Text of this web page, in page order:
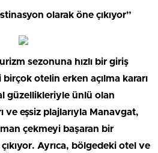
olarak öne çıkıyor”
sezonuna hızlı bir giriş
otelin erken açılma kararı
güzellikleriyle ünlü olan
ve eşsiz plajlarıyla Manavgat,
çekmeyi başaran bir
Ayrıca, bölgedeki otel ve